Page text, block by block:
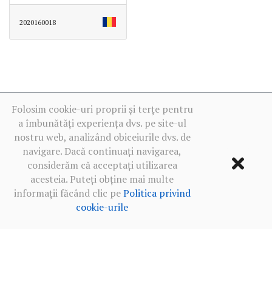
2020160018
Folosim cookie-uri proprii și terțe pentru
a îmbunătăți experiența dvs. pe site-ul
nostru web, analizând obiceiurile dvs. de
navigare. Dacă continuați navigarea,
considerăm că acceptați utilizarea
acesteia. Puteți obține mai multe
informații făcând clic pePolitica privind
cookie-urile